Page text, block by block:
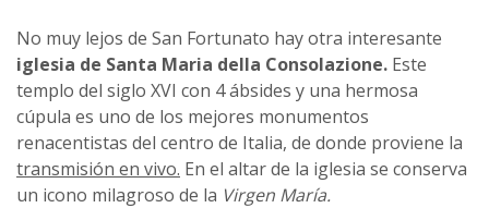
No muy lejos de San Fortunato hay otra interesante
iglesia de Santa Maria della Consolazione. Este
templo del siglo XVI con 4 ábsides y una hermosa
cúpula es uno de los mejores monumentos
renacentistas del centro de Italia, de donde proviene la
transmisión en vivo. En el altar de la iglesia se conserva
un icono milagroso de la Virgen María.